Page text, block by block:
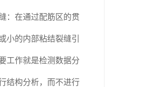
：在通过配筋区的贯
小的内部粘结裂缝引
工作就是检测数据分
结构分析，而不进行